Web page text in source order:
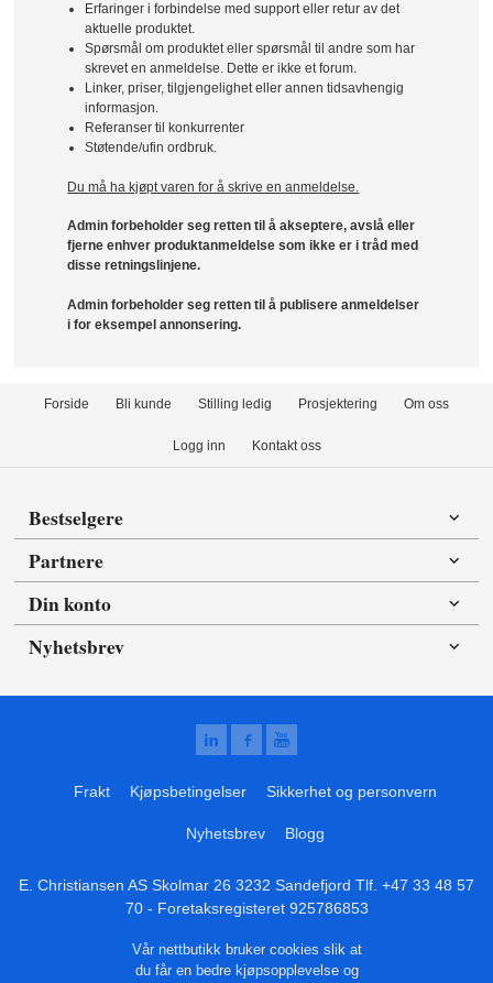
Erfaringer i forbindelse med support eller retur av det
aktuelle produktet.
Spørsmål om produktet eller spørsmål til andre som har
skrevet en anmeldelse. Dette er ikke et forum.
Linker, priser, tilgjengelighet eller annen tidsavhengig
informasjon.
Referanser til konkurrenter
Støtende/ufin ordbruk.
Du må ha kjøpt varen for å skrive en anmeldelse.
Admin forbeholder seg retten til å akseptere, avslå eller
fjerne enhver produktanmeldelse som ikke er i tråd med
disse retningslinjene.
Admin forbeholder seg retten til å publisere anmeldelser
i for eksempel annonsering.
Forside Bli kunde Stilling ledig Prosjektering Om oss
Logg inn Kontakt oss
Bestselgere
Partnere
Din konto
Nyhetsbrev
Frakt Kjøpsbetingelser Sikkerhet og personvern
Nyhetsbrev Blogg
E. Christiansen AS Skolmar 26 3232 Sandefjord Tlf. +47 33 48 57
70- Foretaksregisteret 925786853
Vår nettbutikk bruker cookies slik at
du får en bedre kjøpsopplevelse og